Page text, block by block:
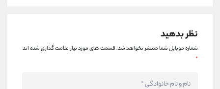
نظر بدهید
شماره موبایل شما منتشر نخواهد شد.قسمت های مورد نیاز علامت گذاری شده اند
*